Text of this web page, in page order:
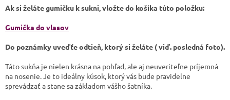
Ak si želáte gumičku k sukni, vložte do košíka túto položku:
Gumička do vlasov
Do poznámky uveďťe odtieň, ktorý si želáte ( viď. posledná foto).
Táto sukňa je nielen krásna na pohľad, ale aj neuveriteľne príjemná
na nosenie. Je to ideálny kúsok, ktorý vás bude pravidelne
sprevádzať a stane sa základom vášho šatníka.